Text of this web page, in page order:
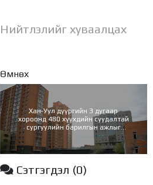
Нийтлэлийг хуваалцах
Өмнөх
Хан-Уул дүүргийн 3 дугаар
хороонд 480 хүүхдийн суудалтай
сургуулийн барилгын ажлыг
эхлүүллээ
Сэтгэгдэл (0)